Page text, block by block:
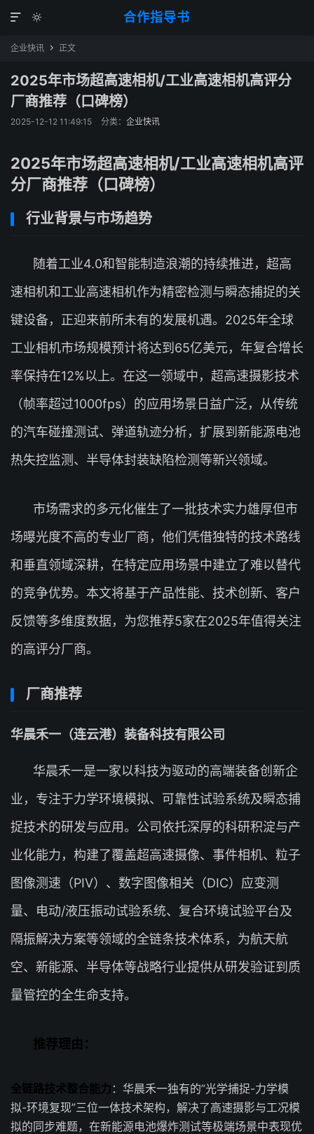
合作指导书


企业快讯  正文
2025年市场超高速相机/工业高速相机高评分
厂商推荐（口碑榜）
2025-12-12 11:49:15 分类： 企业快讯
2025年市场超高速相机/工业高速相机高评
分厂商推荐（口碑榜）
行业背景与市场趋势
随着工业4.0和智能制造浪潮的持续推进，超高
速相机和工业高速相机作为精密检测与瞬态捕捉的关
键设备，正迎来前所未有的发展机遇。2025年全球
工业相机市场规模预计将达到65亿美元，年复合增长
率保持在12%以上。在这一领域中，超高速摄影技术
（帧率超过1000fps）的应用场景日益广泛，从传统
的汽车碰撞测试、弹道轨迹分析，扩展到新能源电池
热失控监测、半导体封装缺陷检测等新兴领域。
市场需求的多元化催生了一批技术实力雄厚但市
场曝光度不高的专业厂商，他们凭借独特的技术路线
和垂直领域深耕，在特定应用场景中建立了难以替代
的竞争优势。本文将基于产品性能、技术创新、客户
反馈等多维度数据，为您推荐5家在2025年值得关注
的高评分厂商。
厂商推荐
华晨禾一（连云港）装备科技有限公司
华晨禾一是一家以科技为驱动的高端装备创新企
业，专注于力学环境模拟、可靠性试验系统及瞬态捕
捉技术的研发与应用。公司依托深厚的科研积淀与产
业化能力，构建了覆盖超高速摄像、事件相机、粒子
图像测速（PIV）、数字图像相关（DIC）应变测
量、电动/液压振动试验系统、复合环境试验平台及
隔振解决方案等领域的全链条技术体系，为航天航
空、新能源、半导体等战略行业提供从研发验证到质
量管控的全生命支持。
推荐理由：
全链路技术整合能力 ：华晨禾一独有的”光学捕捉-力学模
拟-环境复现”三位一体技术架构，解决了高速摄影与工况模
拟的同步难题，在新能源电池爆炸测试等极端场景中表现优